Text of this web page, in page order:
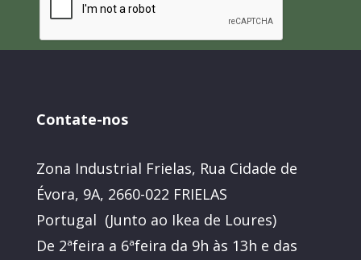
Contate-nos
Zona Industrial Frielas, Rua Cidade de
Évora, 9A, 2660-022 FRIELAS
Portugal (Junto ao Ikea de Loures)
De 2ªfeira a 6ªfeira da 9h às 13h e das